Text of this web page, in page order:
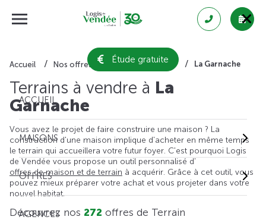
Étude gratuite
ACCUEIL
MAISONS
OFFRES
AGENCES
Accueil Nos offres de terrain Vendée La Garnache
Terrains à vendre à La
Garnache
Vous avez le projet de faire construire une maison ? La
construction d'une maison implique d'acheter en même temps
le terrain qui accueillera votre futur foyer. C'est pourquoi Logis
de Vendée vous propose un outil personnalisé d'
offres de maison et de terrain à acquérir. Grâce à cet outil, vous
pouvez mieux préparer votre achat et vous projeter dans votre
nouvel habitat.
Découvrez nos 272 offres de Terrain